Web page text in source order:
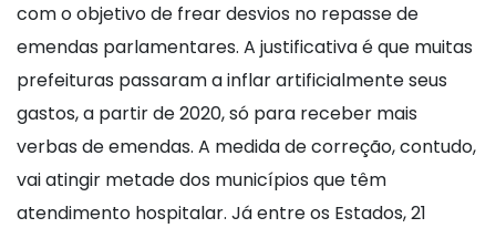
com o objetivo de frear desvios no repasse de
emendas parlamentares. A justificativa é que muitas
prefeituras passaram a inflar artificialmente seus
gastos, a partir de 2020, só para receber mais
verbas de emendas. A medida de correção, contudo,
vai atingir metade dos municípios que têm
atendimento hospitalar. Já entre os Estados, 21